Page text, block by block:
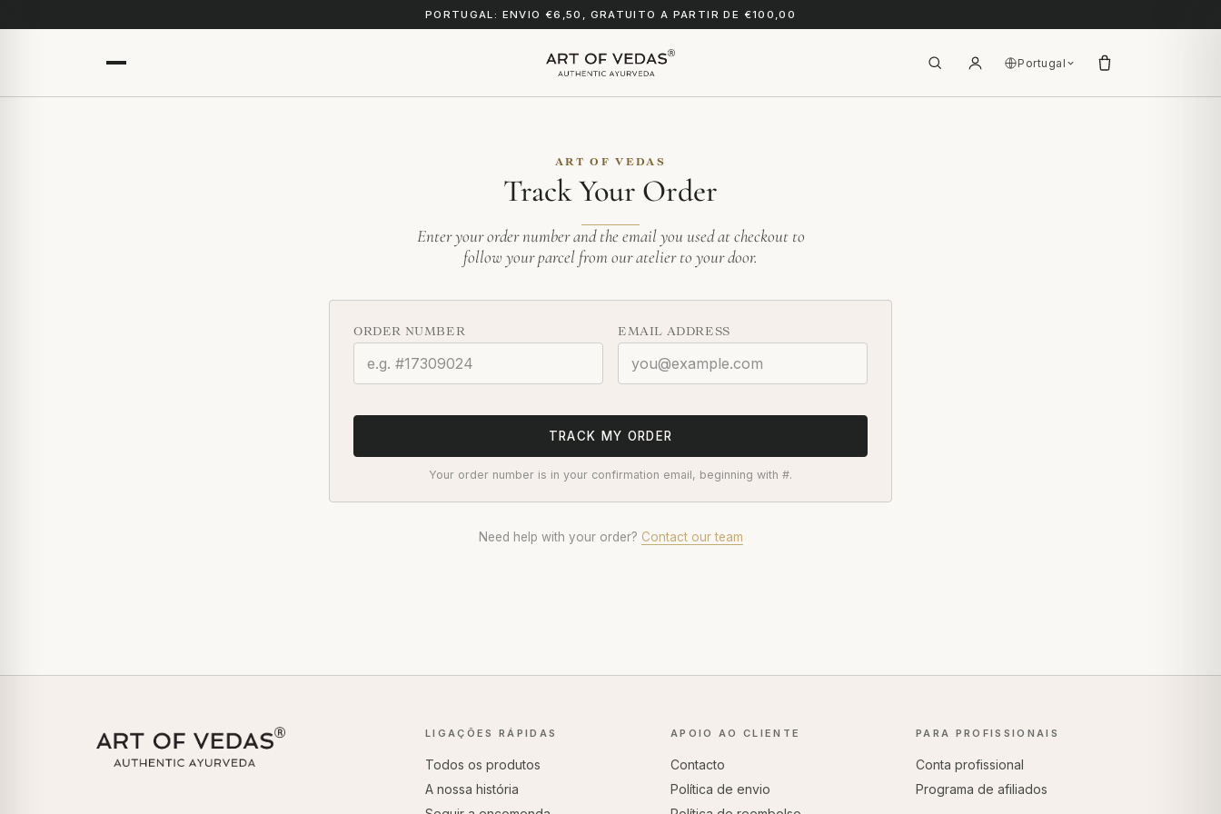
PORTUGAL: ENVIO €6,50, GRATUITO A PARTIR DE €100,00
Portugal
ART OF VEDAS
Track Your Order
Enter your order number and the email you used at checkout to
follow your parcel from our atelier to your door.
ORDER NUMBER EMAIL ADDRESS
TRACK MY ORDER
Your order number is in your confirmation email, beginning with #.
Need help with your order? Contact our team
LIGAÇÕES RÁPIDAS
Todos os produtos
A nossa história
APOIO AO CLIENTE
Contacto
Política de envio
PARA PROFISSIONAIS
Conta profissional
Programa de afiliados